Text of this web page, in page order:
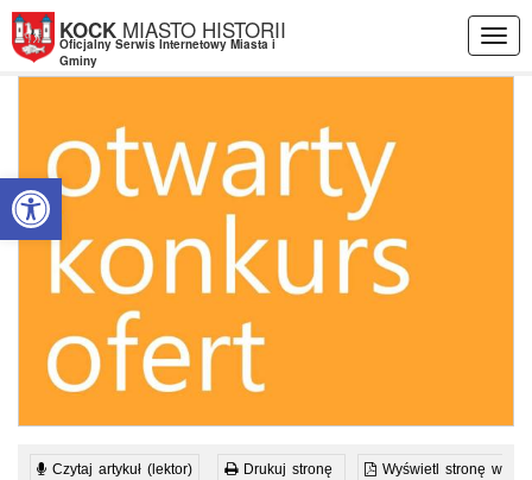
Otwórz pasek narzędzi
KOCK MIASTO HISTORII
Oficjalny Serwis Internetowy Miasta i
Gminy
Czytaj artykuł (lektor) Drukuj stronę Wyświetl stronę w